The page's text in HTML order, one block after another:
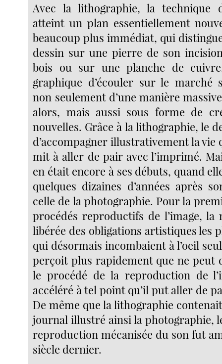
Avec la lithographie, la technique
atteint un plan essentiellement
beaucoup plus immédiat, qui
dessin sur une pierre de son
bois ou sur une planche de
graphique d’écouler sur le marché
non seulement d’une manière
alors, mais aussi sous forme de
nouvelles. Grâce à la lithographie, le
d’accompagner illustrativement la vie
mit à aller de pair avec l’imprimé.
en était encore à ses débuts, quand
quelques dizaines d’années après
celle de la photographie. Pour la
procédés reproductifs de l’image,
libérée des obligations artistiques les
qui désormais incombaient à l’oeil
perçoit plus rapidement que ne peut
le procédé de la reproduction de
accéléré à tel point qu’il put aller de
De même que la lithographie
journal illustré ainsi la photographie,
reproduction mécanisée du son fut
siècle dernier.